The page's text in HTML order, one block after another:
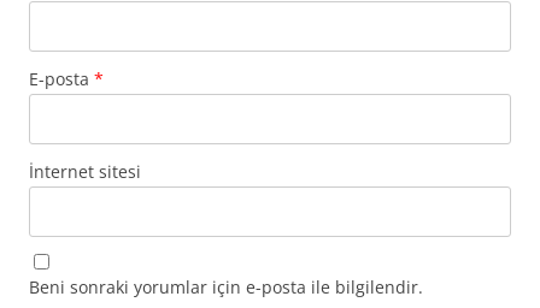
E-posta *
İnternet sitesi
Beni sonraki yorumlar için e-posta ile bilgilendir.